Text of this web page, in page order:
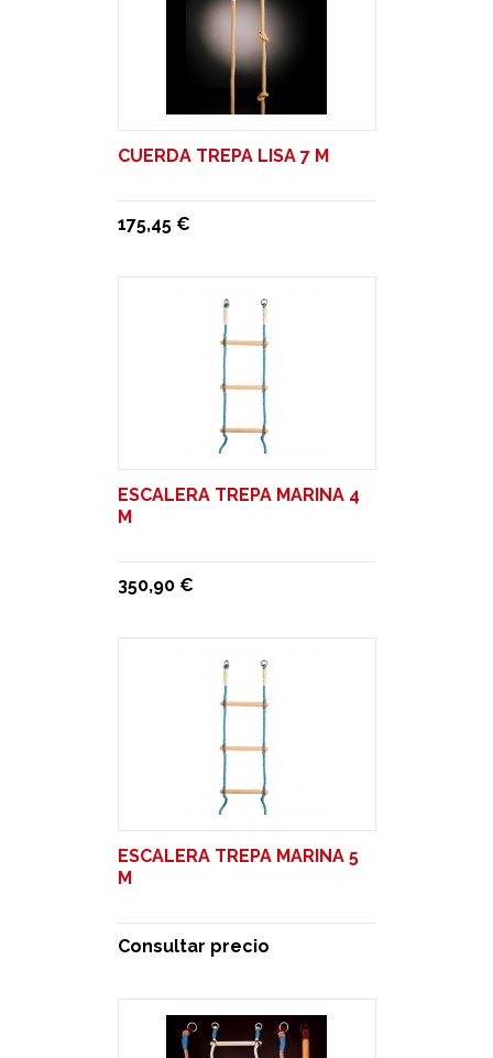
CUERDA TREPA LISA 7 M
175,45 €
ESCALERA TREPA MARINA 4
M
350,90 €
ESCALERA TREPA MARINA 5
M
Consultar precio